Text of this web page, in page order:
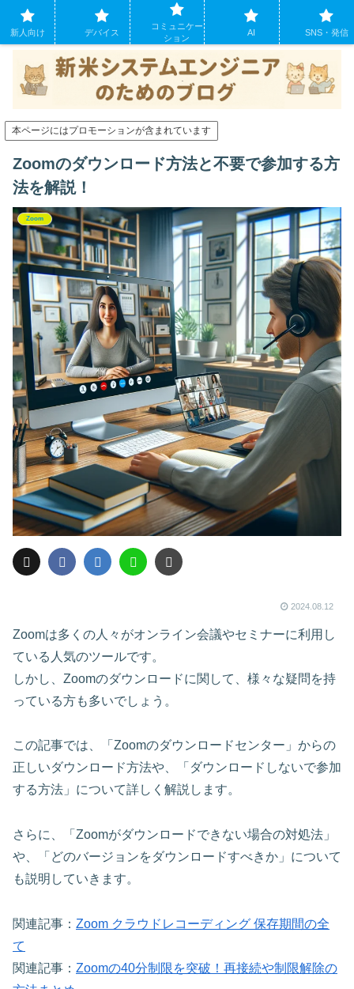
システムエンジニアになったばかりの方のために。現場でよくあるパソコンの
トラブルも
本ページにはプロモーションが含まれています
Zoomのダウンロード方法と不要で参加する方
法を解説！
Zoom
2024.08.12
Zoomは多くの人々がオンライン会議やセミナーに利用し
ている人気のツールです。
しかし、Zoomのダウンロードに関して、様々な疑問を持
っている方も多いでしょう。
この記事では、「Zoomのダウンロードセンター」からの
正しいダウンロード方法や、「ダウンロードしないで参加
する方法」について詳しく解説します。
さらに、「Zoomがダウンロードできない場合の対処法」
や、「どのバージョンをダウンロードすべきか」について
も説明していきます。
関連記事： Zoom クラウドレコーディング 保存期間の全
て
関連記事： Zoomの40分制限を突破！再接続や制限解除の
新人向け デバイス
コミュニケー
ション
AI SNS・発信